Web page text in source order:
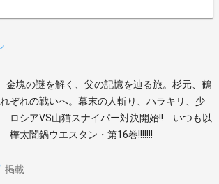
金塊の謎を解く、父の記憶を辿る旅。杉元、鶴
ぞれの戦いへ。幕末の人斬り、ハラキリ、少
ロシアVS山猫スナイパー対決開始!! いつも以
樺太闇鍋ウエスタン・第16巻!!!!!!!
掲載